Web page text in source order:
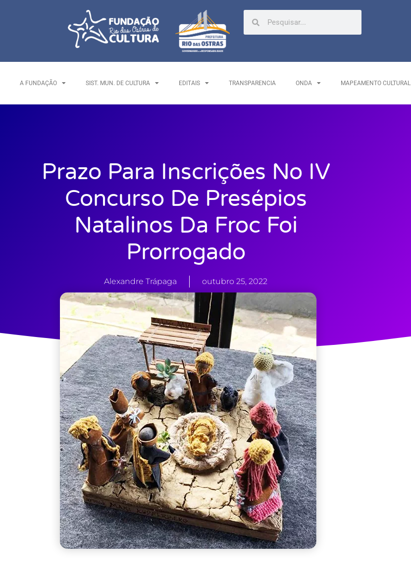
A FUNDAÇÃO SIST. MUN. DE CULTURA EDITAIS TRANSPARENCIA ONDA MAPEAMENTO CULTURAL
Prazo Para Inscrições No IV
Concurso De Presépios
Natalinos Da Froc Foi
Prorrogado
Alexandre Trápaga outubro 25, 2022